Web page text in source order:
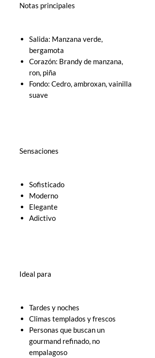
Notas principales
Salida: Manzana verde,
bergamota
Corazón: Brandy de manzana,
ron, piña
Fondo: Cedro, ambroxan, vainilla
suave
Sensaciones
Sofisticado
Moderno
Elegante
Adictivo
Ideal para
Tardes y noches
Climas templados y frescos
Personas que buscan un
gourmand refinado, no
empalagoso